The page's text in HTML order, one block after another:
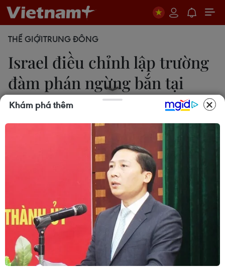
THẾ GIỚITRUNG ĐÔNG
Israel điều chỉnh lập trường
đàm phán ngừng bắn tại
Gaza
Israel đã nộp một loạt bản đồ mới cho các nhà
trung gian hòa giải tại Qatar, trong đó dự kiến sẽ
giảm thêm sự hiện diện bên trong Gaza trong
khuôn khổ đề xuất ngừng bắn 60 ngày đang được
thảo luận.
Khám phá thêm